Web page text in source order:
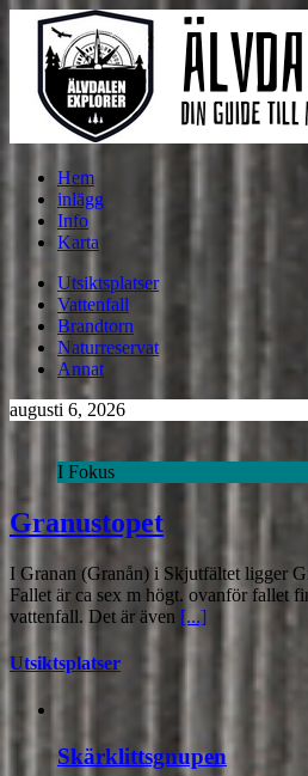
Hem
inlägg
Info
Karta
Utsiktsplatser
Vattenfall
Brandtorn
Naturreservat
Annat
augusti 6, 2026
I Fokus
Granustopet
I Granan (Granån) i Skjutfältet ligger
Fallet är ca sex m högt. ovanför fallet
vattenfall. Det är även [...]
Utsiktsplatser
Skärklittsgnupen